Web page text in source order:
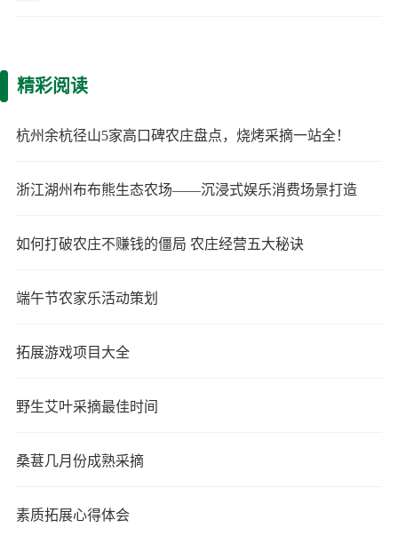
精彩阅读
杭州余杭径山5家高口碑农庄盘点，烧烤采摘一站全！
浙江湖州布布熊生态农场——沉浸式娱乐消费场景打造
如何打破农庄不赚钱的僵局 农庄经营五大秘诀
端午节农家乐活动策划
拓展游戏项目大全
野生艾叶采摘最佳时间
桑葚几月份成熟采摘
素质拓展心得体会